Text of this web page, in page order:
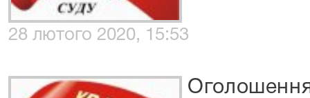
28 лютого 2020, 15:53